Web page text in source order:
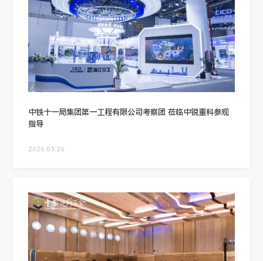
中铁十一局集团第一工程有限公司考察团 莅临中锐重科参观
指导
2026.03.26